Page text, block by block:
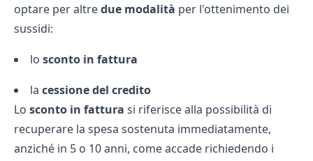
optare per altredue modalità per l'ottenimento dei
sussidi:
lo sconto in fattura
la cessione del credito
Lo sconto in fattura si riferisce alla possibilità di
recuperare la spesa sostenuta immediatamente,
anziché in 5 o 10 anni, come accade richiedendo i